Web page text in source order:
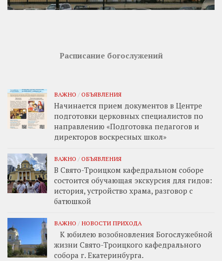
Расписание богослужений
ВАЖНО / ОБЪЯВЛЕНИЯ
Начинается прием документов в Центре
подготовки церковных специалистов по
направлению «Подготовка педагогов и
директоров воскресных школ»
ВАЖНО / ОБЪЯВЛЕНИЯ
В Свято-Троицком кафедральном соборе
состоится обучающая экскурсия для гидов:
история, устройство храма, разговор с
батюшкой
ВАЖНО / НОВОСТИ ПРИХОДА
К юбилею возобновления Богослужебной
жизни Свято-Троицкого кафедрального
собора г. Екатеринбурга.